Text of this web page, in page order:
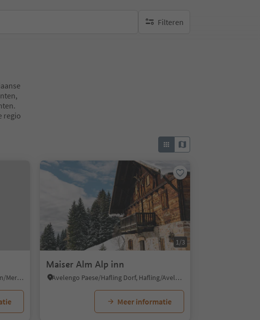
Filteren
geen actieve filters
regio
Velloi/Vellau, Algund/Lagundo, Meran/Merano and environs
1/3
Maiser Alm Alp inn
Avelengo Paese/Hafling Dorf, Hafling/Avelengo, Meran/Merano and environs
Meer informatie